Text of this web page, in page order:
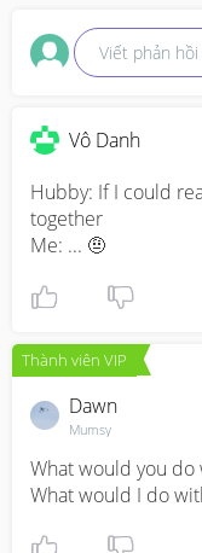
Viết phản hồi
Vô Danh
Hubby: If I could
together
Me: ... 🤨
Thành viên VIP
Dawn
Mumsy
What would you do
What would I do